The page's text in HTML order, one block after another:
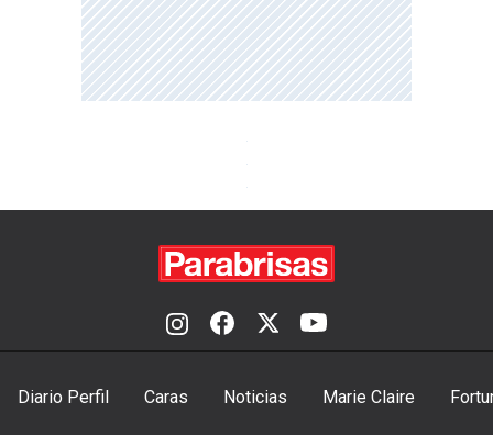
Diario Perfil Caras Noticias Marie Claire